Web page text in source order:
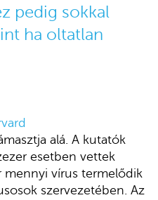
pedig sokkal
ha oltatlan
alá. A kutatók
esetben vettek
mennyi vírus termelődik
szervezetében. Az